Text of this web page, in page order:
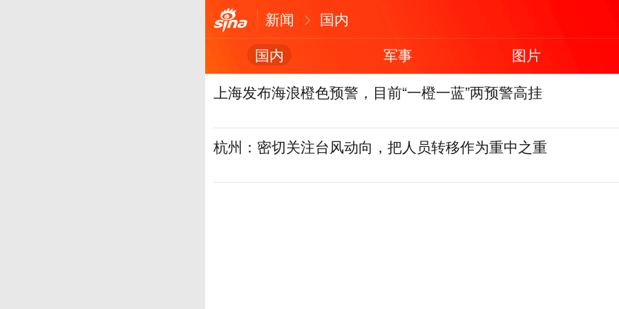
新闻
国内
国内
军事
图片
上海发布海浪橙色预警，目前“一橙一蓝”两预警高挂
杭州：密切关注台风动向，把人员转移作为重中之重